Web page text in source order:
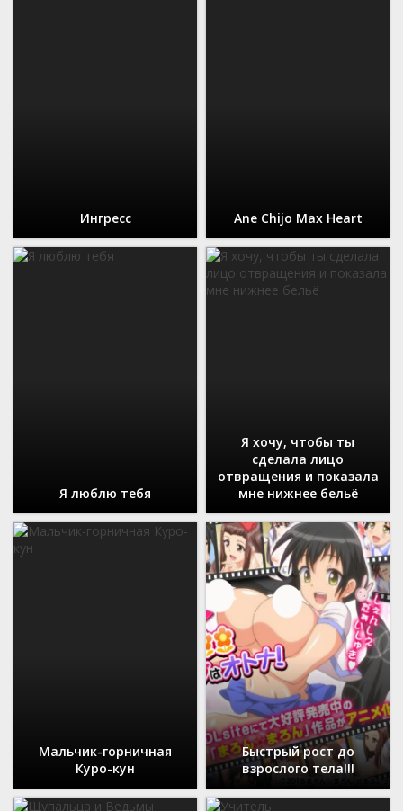
Ингресс Ane Chijo Max Heart
Я люблю тебя
Я хочу, чтобы ты
сделала лицо
отвращения и показала
мне нижнее бельё
Мальчик-горничная
Куро-кун
Быстрый рост до
взрослого тела!!!